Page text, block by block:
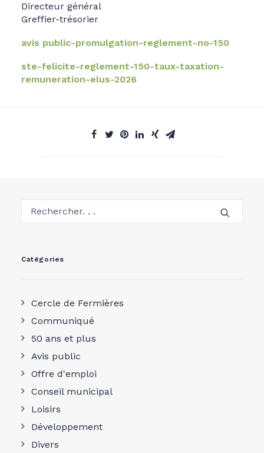
Catégories
Cercle de Fermières
Communiqué
50 ans et plus
Avis public
Offre d'emploi
Conseil municipal
Loisirs
Développement
Divers
Directeur général
Greffier-trésorier
avis public-promulgation-reglement-no-150
ste-felicite-reglement-150-taux-taxation-
remuneration-elus-2026